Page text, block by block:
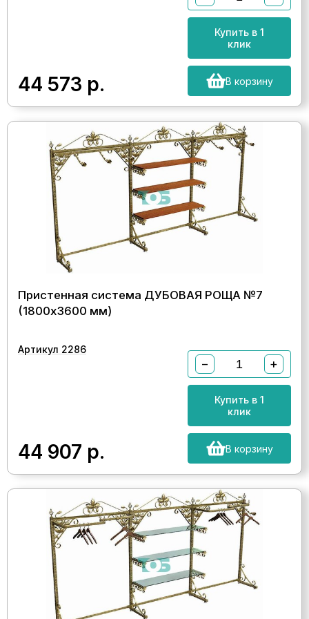
44 573 р.
Купить в 1
клик
В корзину
Пристенная система ДУБОВАЯ РОЩА №7
(1800х3600 мм)
Артикул 2286
44 907 р.
− +
Купить в 1
клик
В корзину